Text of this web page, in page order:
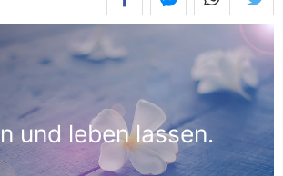
und leben lassen.